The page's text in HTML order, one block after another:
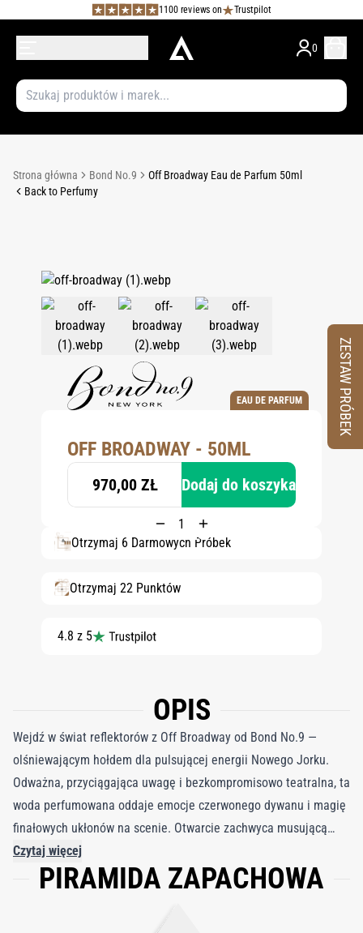
1100 reviews on Trustpilot
0
Strona główna Bond No.9
Off Broadway Eau de Parfum 50ml
Back to Perfumy
EAU DE PARFUM
OFF BROADWAY - 50ML
970,00 ZŁ Dodaj do koszyka
Otrzymaj 6 Darmowych Próbek
Otrzymaj 22 Punktów
4.8 z 5
OPIS
Wejdź w świat reflektorów z Off Broadway od Bond No.9 —
olśniewającym hołdem dla pulsującej energii Nowego Jorku.
Odważna, przyciągająca uwagę i bezkompromisowo teatralna, ta
woda perfumowana oddaje emocje czerwonego dywanu i magię
finałowych ukłonów na scenie. Otwarcie zachwyca musującą
świeżością kwiatu grejpfruta oraz soczystej czarnej porzeczki,
które prowadzą do serca z delikatnej lilii i osmantusa, subtelnie
Czytaj więcej
PIRAMIDA ZAPACHOWA
ZESTAW PRÓBEK